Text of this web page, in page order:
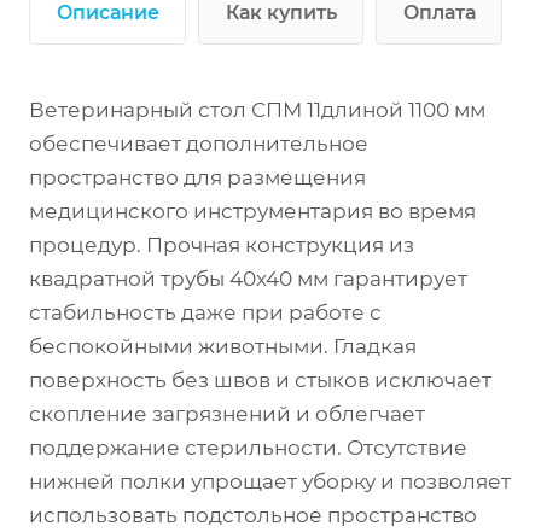
Описание Как купить Оплата
Ветеринарный стол СПМ 11длиной 1100 мм
обеспечивает дополнительное
пространство для размещения
медицинского инструментария во время
процедур. Прочная конструкция из
квадратной трубы 40х40 мм гарантирует
стабильность даже при работе с
беспокойными животными. Гладкая
поверхность без швов и стыков исключает
скопление загрязнений и облегчает
поддержание стерильности. Отсутствие
нижней полки упрощает уборку и позволяет
использовать подстольное пространство